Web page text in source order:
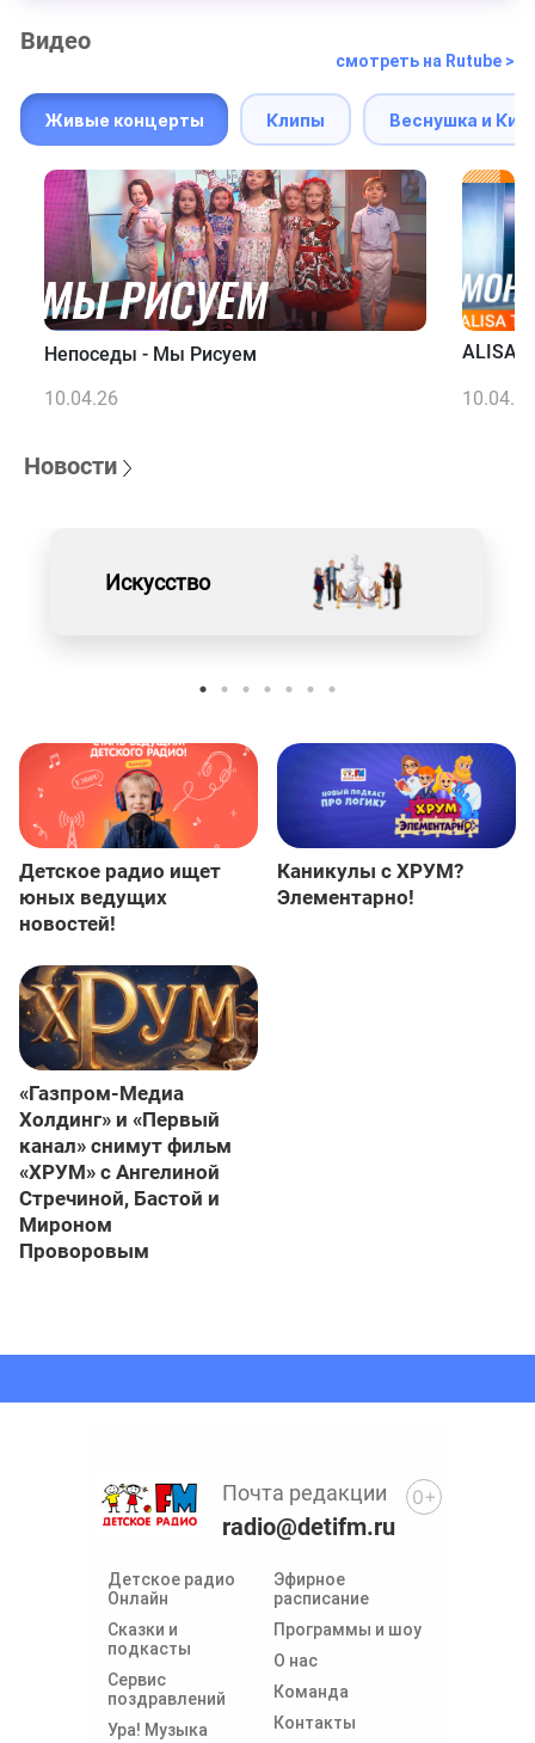
Видео
смотреть на Rutube >
Живые концерты Клипы Веснушка и
Непоседы - Мы Рисуем
10.04.26
ALISA
10.04.26
Новости
Искусство
Детское радио ищет
юных ведущих
новостей!
Каникулы с ХРУМ?
Элементарно!
«Газпром-Медиа
Холдинг» и «Первый
канал» снимут фильм
«ХРУМ» с Ангелиной
Стречиной, Бастой и
Мироном
Проворовым
Детское радио
Онлайн
Сказки и
подкасты
Сервис
поздравлений
Ура! Музыка
Эфирное
расписание
Программы и шоу
О нас
Команда
Контакты
Почта редакции
radio@detifm.ru
0+